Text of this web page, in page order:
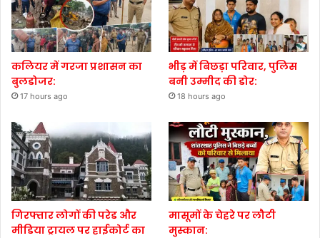
कलियर में गरजा प्रशासन का
बुलडोजर:
17 hours ago
भीड़ में बिछड़ा परिवार, पुलिस
बनी उम्मीद की डोर:
18 hours ago
गिरफ्तार लोगों की परेड और
मीडिया ट्रायल पर हाईकोर्ट का
मासूमों के चेहरे पर लौटी
मुस्कान: